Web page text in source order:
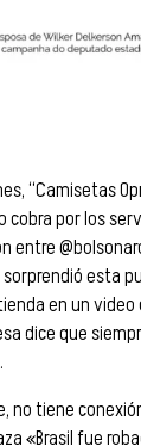
“Camisetas
cobra por los
entre
esta
en un
dice que
no tiene
«Brasil fue